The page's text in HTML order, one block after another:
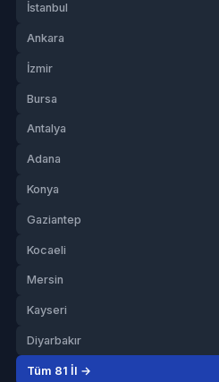
İstanbul
Ankara
İzmir
Bursa
Antalya
Adana
Konya
Gaziantep
Kocaeli
Mersin
Kayseri
Diyarbakır
Tüm 81 İl →